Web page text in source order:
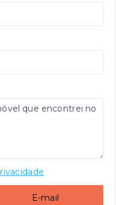
E-mail